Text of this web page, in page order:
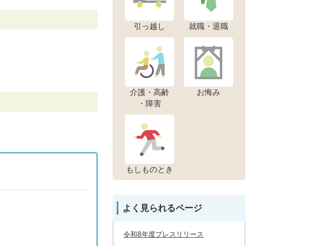
引っ越し 就職・退職
介護・高齢
・障害
お悔み
もしものとき
よく見られるページ
令和8年度プレスリリース